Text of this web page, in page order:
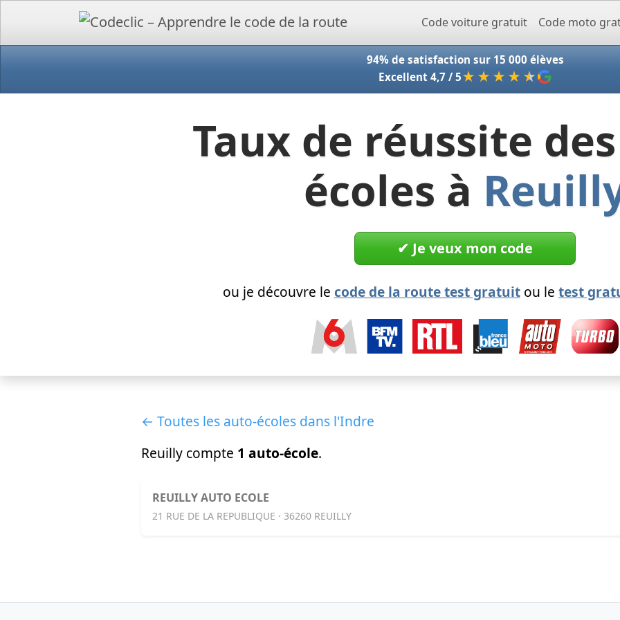
Accueil - CodeclicCode voiture gratuit Code moto
94% de satisfaction sur 15 000 élèves
Excellent 4,7 / 5★★★★ ★
Taux de réussite
écoles à
✔︎ Je veux mon code
ou je découvre le code de la route test gratuitou le test
← Toutes les auto-écoles dans l'Indre
Reuilly compte 1 auto-école.
REUILLY AUTO ECOLE
21 RUE DE LA REPUBLIQUE · 36260 REUILLY